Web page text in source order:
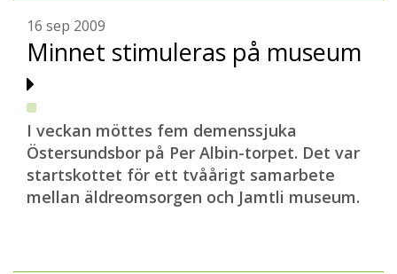
16 sep 2009
Minnet stimuleras på museum
I veckan möttes fem demenssjuka
Östersundsbor på Per Albin-torpet. Det var
startskottet för ett tvåårigt samarbete
mellan äldreomsorgen och Jamtli museum.